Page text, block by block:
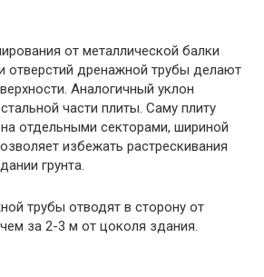
от металлической балки
отверстий дренажной трубы делают
Аналогичный уклон
части плиты. Саму плиту
отдельными секторами, шириной
избежать растрескивания
грунта.
трубы отводят в сторону от
за 2-3 м от цоколя здания.